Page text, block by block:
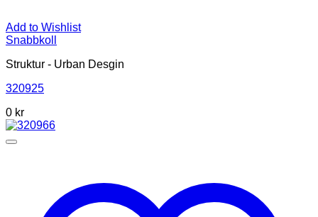
Add to Wishlist
Snabbkoll
Struktur - Urban Desgin
320925
0 kr